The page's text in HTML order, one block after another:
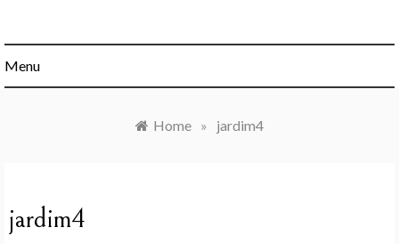
Menu
Home » jardim4
jardim4